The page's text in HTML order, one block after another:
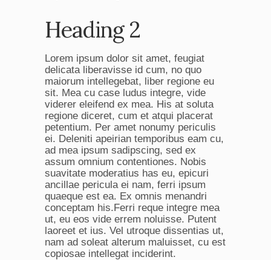
Heading 2
Lorem ipsum dolor sit amet, feugiat
delicata liberavisse id cum, no quo
maiorum intellegebat, liber regione eu
sit. Mea cu case ludus integre, vide
viderer eleifend ex mea. His at soluta
regione diceret, cum et atqui placerat
petentium. Per amet nonumy periculis
ei. Deleniti apeirian temporibus eam cu,
ad mea ipsum sadipscing, sed ex
assum omnium contentiones. Nobis
suavitate moderatius has eu, epicuri
ancillae pericula ei nam, ferri ipsum
quaeque est ea. Ex omnis menandri
conceptam his.Ferri reque integre mea
ut, eu eos vide errem noluisse. Putent
laoreet et ius. Vel utroque dissentias ut,
nam ad soleat alterum maluisset, cu est
copiosae intellegat inciderint.